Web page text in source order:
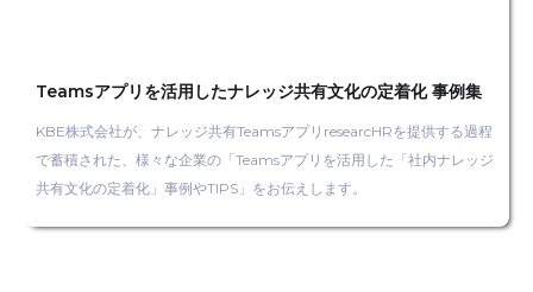
Teamsアプリを活用したナレッジ共有文化の定着化 事例集
KBE株式会社が、ナレッジ共有TeamsアプリresearcHRを提供する過程
で蓄積された、様々な企業の「Teamsアプリを活用した「社内ナレッジ
共有文化の定着化」事例やTIPS」をお伝えします。